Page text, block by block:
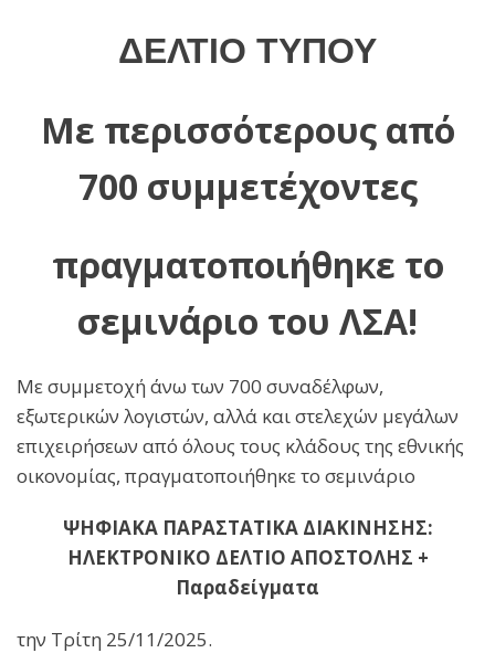
ΔΕΛΤΙΟ ΤΥΠΟΥ
Με περισσότερους από
700 συμμετέχοντες
πραγματοποιήθηκε το
σεμινάριο του ΛΣΑ!
Με συμμετοχή άνω των 700 συναδέλφων,
εξωτερικών λογιστών, αλλά και στελεχών μεγάλων
επιχειρήσεων από όλους τους κλάδους της εθνικής
οικονομίας, πραγματοποιήθηκε το σεμινάριο
ΨΗΦΙΑΚΑ ΠΑΡΑΣΤΑΤΙΚΑ ΔΙΑΚΙΝΗΣΗΣ:
ΗΛΕΚΤΡΟΝΙΚΟ ΔΕΛΤΙΟ ΑΠΟΣΤΟΛΗΣ +
Παραδείγματα
την Τρίτη 25/11/2025.